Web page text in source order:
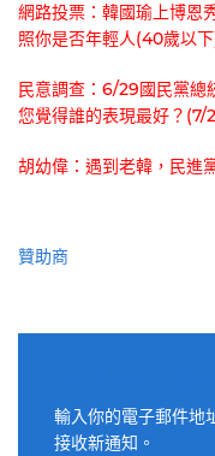
網路投票：韓國瑜上博恩
照你是否年輕人(40歲以
民意調查：6/29國民黨總
您覺得誰的表現最好？(7/
胡幼偉：遇到老韓，民進
贊助商
輸入你的電子郵件地
接收新通知。